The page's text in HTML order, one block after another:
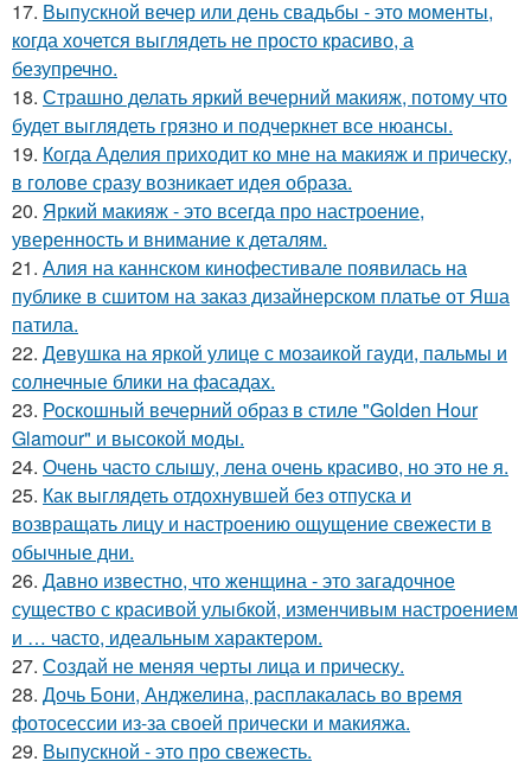
17. Выпускной вечер или день свадьбы - это моменты,
когда хочется выглядеть не просто красиво, а
безупречно.
18. Страшно делать яркий вечерний макияж, потому что
будет выглядеть грязно и подчеркнет все нюансы.
19. Когда Аделия приходит ко мне на макияж и прическу,
в голове сразу возникает идея образа.
20. Яркий макияж - это всегда про настроение,
уверенность и внимание к деталям.
21. Алия на каннском кинофестивале появилась на
публике в сшитом на заказ дизайнерском платье от Яша
патила.
22. Девушка на яркой улице с мозаикой гауди, пальмы и
солнечные блики на фасадах.
23. Роскошный вечерний образ в стиле "Golden Hour
Glamour" и высокой моды.
24. Очень часто слышу, лена очень красиво, но это не я.
25. Как выглядеть отдохнувшей без отпуска и
возвращать лицу и настроению ощущение свежести в
обычные дни.
26. Давно известно, что женщина - это загадочное
существо с красивой улыбкой, изменчивым настроением
и … часто, идеальным характером.
27. Создай не меняя черты лица и прическу.
28. Дочь Бони, Анджелина, расплакалась во время
фотосессии из-за своей прически и макияжа.
29. Выпускной - это про свежесть.